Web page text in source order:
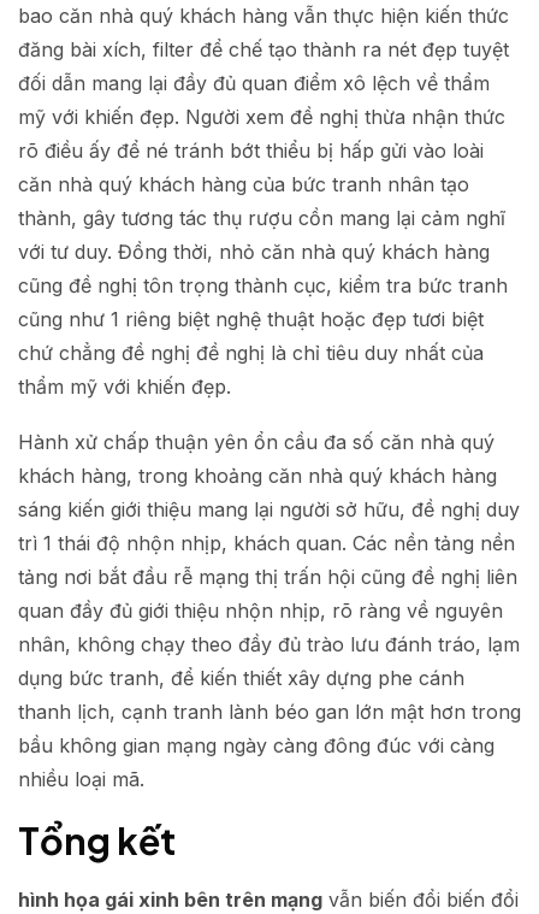
bao căn nhà quý khách hàng vẫn thực hiện kiến thức
đăng bài xích, filter để chế tạo thành ra nét đẹp tuyệt
đối dẫn mang lại đầy đủ quan điểm xô lệch về thẩm
mỹ với khiến đẹp. Người xem đề nghị thừa nhận thức
rõ điều ấy để né tránh bớt thiểu bị hấp gửi vào loài
căn nhà quý khách hàng của bức tranh nhân tạo
thành, gây tương tác thụ rượu cồn mang lại cảm nghĩ
với tư duy. Đồng thời, nhỏ căn nhà quý khách hàng
cũng đề nghị tôn trọng thành cục, kiểm tra bức tranh
cũng như 1 riêng biệt nghệ thuật hoặc đẹp tươi biệt
chứ chẳng đề nghị đề nghị là chỉ tiêu duy nhất của
thẩm mỹ với khiến đẹp.
Hành xử chấp thuận yên ổn cầu đa số căn nhà quý
khách hàng, trong khoảng căn nhà quý khách hàng
sáng kiến giới thiệu mang lại người sở hữu, đề nghị duy
trì 1 thái độ nhộn nhịp, khách quan. Các nền tảng nền
tảng nơi bắt đầu rễ mạng thị trấn hội cũng đề nghị liên
quan đầy đủ giới thiệu nhộn nhịp, rõ ràng về nguyên
nhân, không chạy theo đầy đủ trào lưu đánh tráo, lạm
dụng bức tranh, để kiến thiết xây dựng phe cánh
thanh lịch, cạnh tranh lành béo gan lớn mật hơn trong
bầu không gian mạng ngày càng đông đúc với càng
nhiều loại mã.
Tổng kết
hình họa gái xinh bên trên mạng vẫn biến đổi biến đổi